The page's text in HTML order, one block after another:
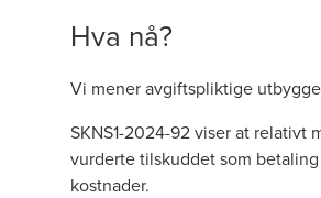
Hva nå?
Vi mener avgiftspliktige
SKNS1-2024-92 viser at relativt
vurderte tilskuddet som
kostnader.